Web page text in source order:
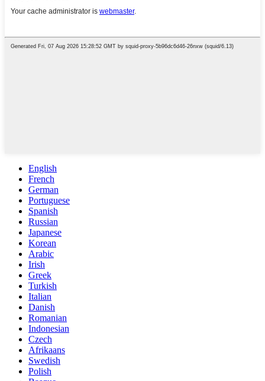
English
French
German
Portuguese
Spanish
Russian
Japanese
Korean
Arabic
Irish
Greek
Turkish
Italian
Danish
Romanian
Indonesian
Czech
Afrikaans
Swedish
Polish